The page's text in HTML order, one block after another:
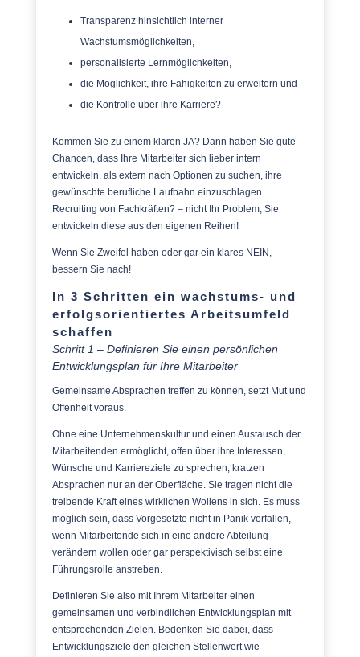
Transparenz hinsichtlich interner
Wachstumsmöglichkeiten,
personalisierte Lernmöglichkeiten,
die Möglichkeit, ihre Fähigkeiten zu erweitern und
die Kontrolle über ihre Karriere?
Kommen Sie zu einem klaren JA? Dann haben Sie gute
Chancen, dass Ihre Mitarbeiter sich lieber intern
entwickeln, als extern nach Optionen zu suchen, ihre
gewünschte berufliche Laufbahn einzuschlagen.
Recruiting von Fachkräften? – nicht Ihr Problem, Sie
entwickeln diese aus den eigenen Reihen!
Wenn Sie Zweifel haben oder gar ein klares NEIN,
bessern Sie nach!
In 3 Schritten ein wachstums- und
erfolgsorientiertes Arbeitsumfeld
schaffen
Schritt 1 – Definieren Sie einen persönlichen
Entwicklungsplan für Ihre Mitarbeiter
Gemeinsame Absprachen treffen zu können, setzt Mut und
Offenheit voraus.
Ohne eine Unternehmenskultur und einen Austausch der
Mitarbeitenden ermöglicht, offen über ihre Interessen,
Wünsche und Karriereziele zu sprechen, kratzen
Absprachen nur an der Oberfläche. Sie tragen nicht die
treibende Kraft eines wirklichen Wollens in sich. Es muss
möglich sein, dass Vorgesetzte nicht in Panik verfallen,
wenn Mitarbeitende sich in eine andere Abteilung
verändern wollen oder gar perspektivisch selbst eine
Führungsrolle anstreben.
Definieren Sie also mit Ihrem Mitarbeiter einen
gemeinsamen und verbindlichen Entwicklungsplan mit
entsprechenden Zielen. Bedenken Sie dabei, dass
Entwicklungsziele den gleichen Stellenwert wie